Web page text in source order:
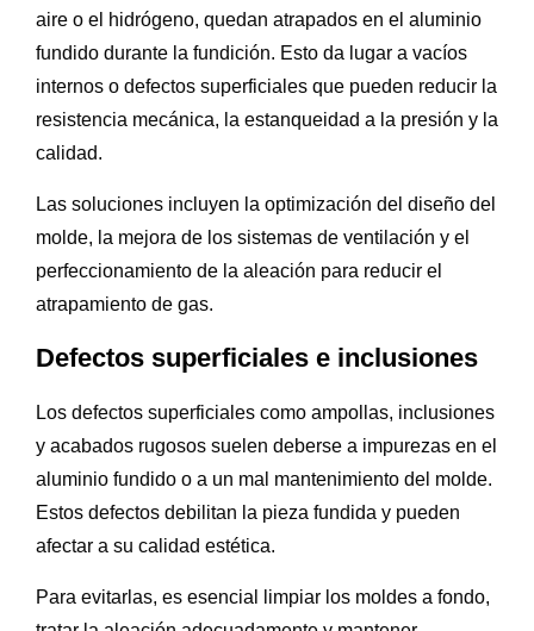
aire o el hidrógeno, quedan atrapados en el aluminio
fundido durante la fundición. Esto da lugar a vacíos
internos o defectos superficiales que pueden reducir la
resistencia mecánica, la estanqueidad a la presión y la
calidad.
Las soluciones incluyen la optimización del diseño del
molde, la mejora de los sistemas de ventilación y el
perfeccionamiento de la aleación para reducir el
atrapamiento de gas.
Defectos superficiales e inclusiones
Los defectos superficiales como ampollas, inclusiones
y acabados rugosos suelen deberse a impurezas en el
aluminio fundido o a un mal mantenimiento del molde.
Estos defectos debilitan la pieza fundida y pueden
afectar a su calidad estética.
Para evitarlas, es esencial limpiar los moldes a fondo,